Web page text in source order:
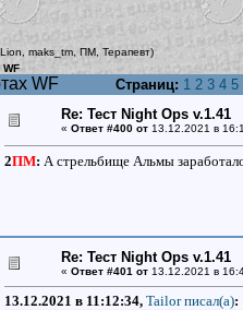
Lion maks_tm, ПМ, Терапевт)
WF Страниц: 1 2 3 4 5
Re: Тест Night Ops v.1.41
« Ответ #400 от13.12.2021 в
2ПМ: А стрельбище Альмы
Re: Тест Night Ops v.1.41
« Ответ #401 от13.12.2021 в
13.12.2021 в 11:12:34, Tailor писал(a):